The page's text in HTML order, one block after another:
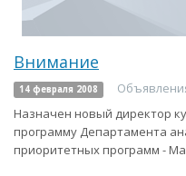
Внимание
14 февраля 2008
Назначен новый директор
программу Департамента
приоритетных программ -